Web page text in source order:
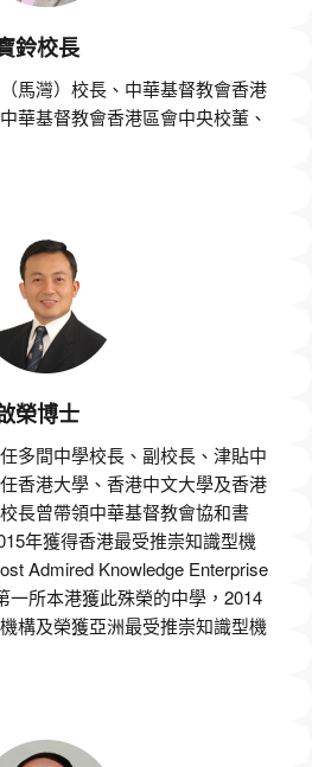
鈴校長
馬灣）校長、中華基督教會香港
華基督教會香港區會中央校董、
榮博士
多間中學校長、副校長、津貼中
香港大學、香港中文大學及香港
長曾帶領中華基督教會協和書
年獲得香港最受推崇知識型機
Admired Knowledge Enterprise
一所本港獲此殊榮的中學，2014
構及榮獲亞洲最受推崇知識型機